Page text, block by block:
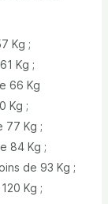
Kg ;
Kg ;
66 Kg
Kg ;
77 Kg ;
84 Kg ;
de 93 Kg ;
Kg ;